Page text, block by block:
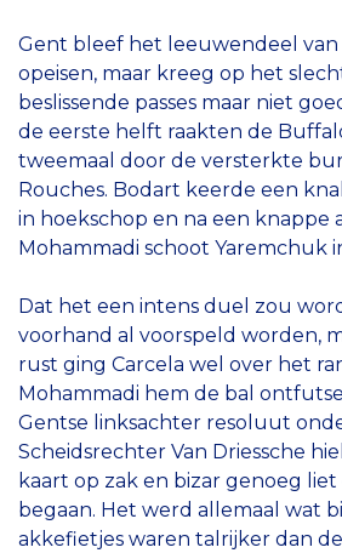
Gent bleef het leeuwendeel
opeisen, maar kreeg op het
beslissende passes maar niet
de eerste helft raakten de
tweemaal door de versterkte
Rouches. Bodart keerde een
in hoekschop en na een knappe
Mohammadi schoot Yaremchuk
Dat het een intens duel zou
voorhand al voorspeld worden,
rust ging Carcela wel over het
Mohammadi hem de bal
Gentse linksachter resoluut
Scheidsrechter Van Driessche
kaart op zak en bizar genoeg liet
begaan. Het werd allemaal wat
akkefietjes waren talrijker dan